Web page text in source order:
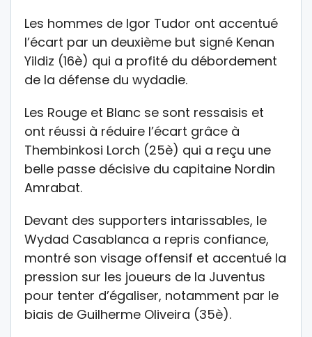
Les hommes de Igor Tudor ont accentué
l’écart par un deuxième but signé Kenan
Yildiz (16è) qui a profité du débordement
de la défense du wydadie.
Les Rouge et Blanc se sont ressaisis et
ont réussi à réduire l’écart grâce à
Thembinkosi Lorch (25è) qui a reçu une
belle passe décisive du capitaine Nordin
Amrabat.
Devant des supporters intarissables, le
Wydad Casablanca a repris confiance,
montré son visage offensif et accentué la
pression sur les joueurs de la Juventus
pour tenter d’égaliser, notamment par le
biais de Guilherme Oliveira (35è).